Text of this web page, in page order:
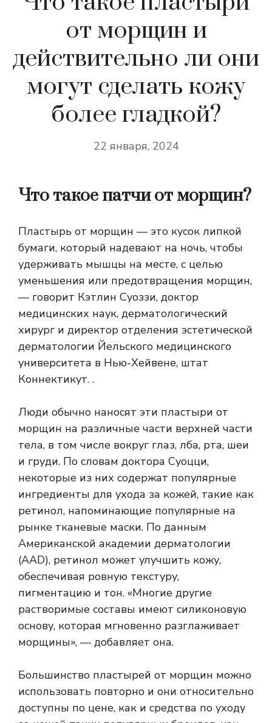
от морщин и
действительно ли они
могут сделать кожу
более гладкой?
22 января, 2024
Что такое патчи от морщин?
Пластырь от морщин — это кусок липкой
бумаги, который надевают на ночь, чтобы
удерживать мышцы на месте, с целью
уменьшения или предотвращения морщин,
— говорит Кэтлин Суоззи, доктор
медицинских наук, дерматологический
хирург и директор отделения эстетической
дерматологии Йельского медицинского
университета в Нью-Хейвене, штат
Коннектикут. .
Люди обычно наносят эти пластыри от
морщин на различные части верхней части
тела, в том числе вокруг глаз, лба, рта, шеи
и груди. По словам доктора Суоцци,
некоторые из них содержат популярные
ингредиенты для ухода за кожей, такие как
ретинол, напоминающие популярные на
рынке тканевые маски. По данным
Американской академии дерматологии
(AAD), ретинол может улучшить кожу,
обеспечивая ровную текстуру,
пигментацию и тон. «Многие другие
растворимые составы имеют силиконовую
основу, которая мгновенно разглаживает
морщины», — добавляет она.
Большинство пластырей от морщин можно
использовать повторно и они относительно
доступны по цене, как и средства по уходу